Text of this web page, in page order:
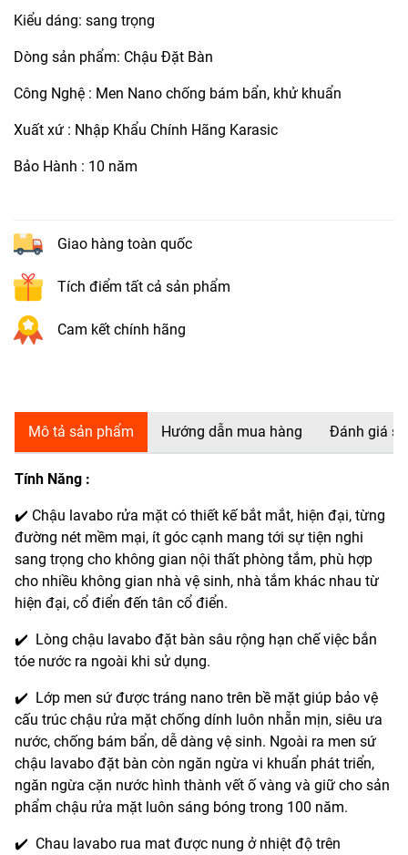
Kiểu dáng: sang trọng
Dòng sản phẩm: Chậu Đặt Bàn
Công Nghệ : Men Nano chống bám bẩn, khử khuẩn
Xuất xứ : Nhập Khẩu Chính Hãng Karasic
Bảo Hành : 10 năm
Giao hàng toàn quốc
Tích điểm tất cả sản phẩm
Cam kết chính hãng
Mô tả sản phẩm Hướng dẫn mua hàng Đánh giá
Tính Năng :
✔️ Chậu lavabo rửa mặt có thiết kế bắt mắt, hiện đại, từng
đường nét mềm mại, ít góc cạnh mang tới sự tiện nghi
sang trọng cho không gian nội thất phòng tắm, phù hợp
cho nhiều không gian nhà vệ sinh, nhà tắm khác nhau từ
hiện đại, cổ điển đến tân cổ điển.
✔️ Lòng chậu lavabo đặt bàn sâu rộng hạn chế việc bắn
tóe nước ra ngoài khi sử dụng.
✔️ Lớp men sứ được tráng nano trên bề mặt giúp bảo vệ
cấu trúc chậu rửa mặt chống dính luôn nhẵn mịn, siêu ưa
nước, chống bám bẩn, dễ dàng vệ sinh. Ngoài ra men sứ
chậu lavabo đặt bàn còn ngăn ngừa vi khuẩn phát triển,
ngăn ngừa cặn nước hình thành vết ố vàng và giữ cho sản
phẩm chậu rửa mặt luôn sáng bóng trong 100 năm.
✔️ Chau lavabo rua mat được nung ở nhiệt độ trên